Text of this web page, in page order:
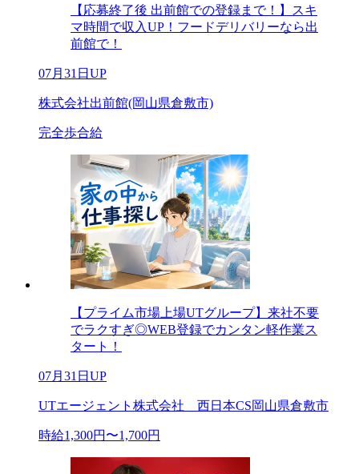
【応募終了後 出前館での登録まで！】スキ
マ時間で収入UP！フードデリバリーなら出
前館で！
07月31日UP
株式会社出前館(岡山県倉敷市)
完全歩合給
【プライム市場上場UTグループ】来社不要
でラクすぎ◎WEB登録でカンタン軽作業ス
タート！
07月31日UP
UTエージェント株式会社 西日本CS岡山県倉敷市
時給1,300円〜1,700円